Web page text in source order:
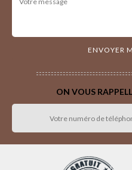
ON VOUS